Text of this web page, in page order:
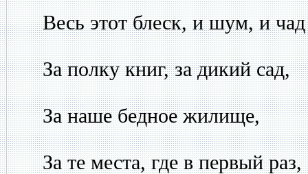
Весь этот блеск, и шум, и чад
За полку книг, за дикий сад,
За наше бедное жилище,
За те места, где в первый раз,